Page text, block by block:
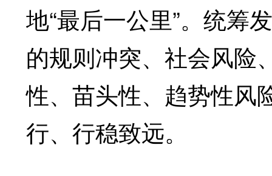
地“最后一公里”。统筹
的规则冲突、社会风险
性、苗头性、趋势性风
行、行稳致远。